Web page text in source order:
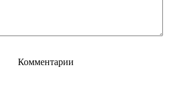
Комментарии